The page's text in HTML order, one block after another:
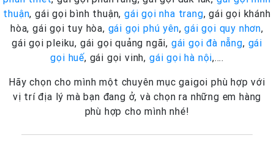
thuận, gái gọi bình thuận, gái gọi nha trang, gái gọi khánh
hòa, gái gọi tuy hòa, gái gọi phú yên,gái gọi quy nhơn,
gái gọi pleiku, gái gọi quảng ngãi, gái gọi đà nẵng, gái
gọi huế, gái gọi vinh, gái gọi hà nội,….
Hãy chọn cho mình một chuyên mục gaigoi phù hợp với
vị trí địa lý mà bạn đang ở, và chọn ra những em hàng
phù hợp cho mình nhé!